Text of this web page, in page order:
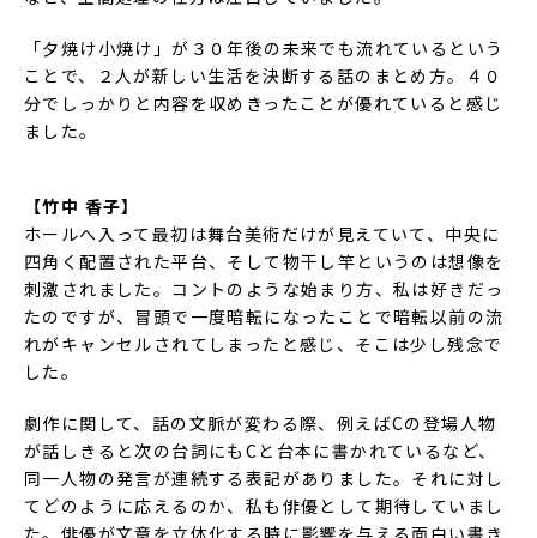
「夕焼け小焼け」が３０年後の未来でも流れているという
ことで、２人が新しい生活を決断する話のまとめ方。４０
分でしっかりと内容を収めきったことが優れていると感じ
ました。
【竹中 香子】
ホールへ入って最初は舞台美術だけが見えていて、中央に
四角く配置された平台、そして物干し竿というのは想像を
刺激されました。コントのような始まり方、私は好きだっ
たのですが、冒頭で一度暗転になったことで暗転以前の流
れがキャンセルされてしまったと感じ、そこは少し残念で
した。
劇作に関して、話の文脈が変わる際、例えばCの登場人物
が話しきると次の台詞にもCと台本に書かれているなど、
同一人物の発言が連続する表記がありました。それに対し
てどのように応えるのか、私も俳優として期待していまし
た。俳優が文章を立体化する時に影響を与える面白い書き